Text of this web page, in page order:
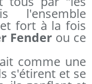
l'ensemble
fort à la fois
Fenderou ce
comme une
s'étirent et se